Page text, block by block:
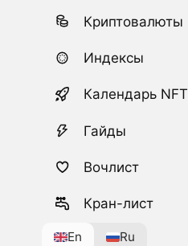
Криптовалюты
Индексы
Календарь NFT
Гайды
Вочлист
Кран-лист
En Ru